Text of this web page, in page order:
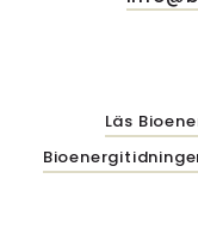
Läs